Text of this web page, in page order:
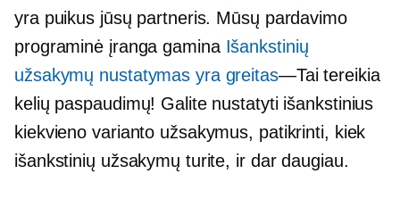
yra puikus jūsų partneris. Mūsų pardavimo
programinė įranga gamina Išankstinių
užsakymų nustatymas yra greitas—Taitereikia
kelių paspaudimų! Galite nustatyti išankstinius
kiekvieno varianto užsakymus, patikrinti, kiek
išankstinių užsakymų turite, ir dar daugiau.